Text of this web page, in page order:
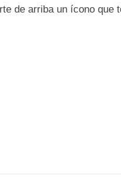
de arriba un ícono que